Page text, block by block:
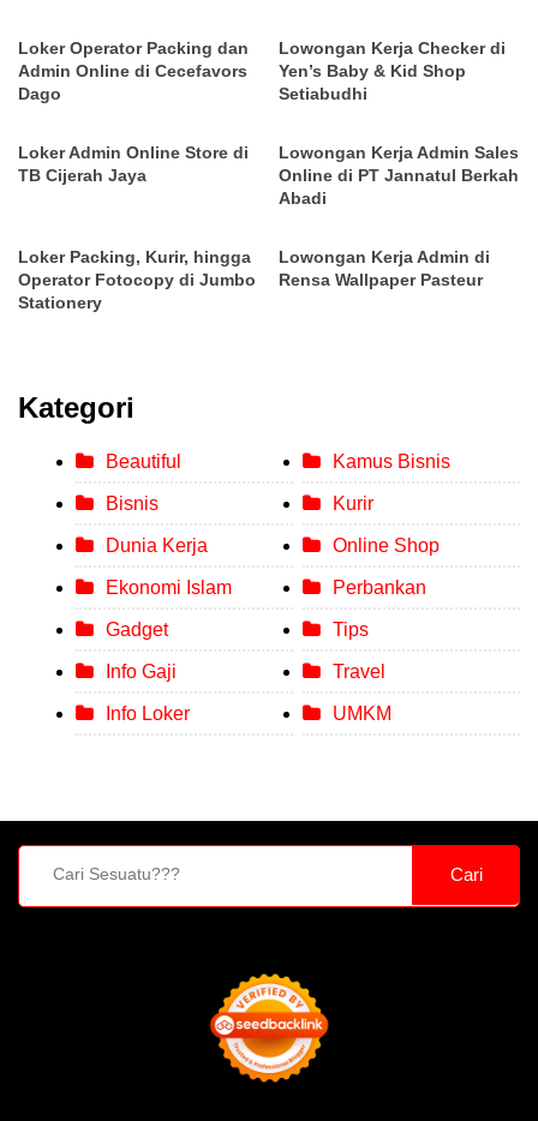
Loker Operator Packing dan
Admin Online di Cecefavors
Dago
Lowongan Kerja Checker di
Yen’s Baby & Kid Shop
Setiabudhi
Loker Admin Online Store di
TB Cijerah Jaya
Lowongan Kerja Admin Sales
Online di PT Jannatul Berkah
Abadi
Loker Packing, Kurir, hingga
Operator Fotocopy di Jumbo
Stationery
Lowongan Kerja Admin di
Rensa Wallpaper Pasteur
Kategori
Beautiful
Bisnis
Dunia Kerja
Ekonomi Islam
Gadget
Info Gaji
Info Loker
Kamus Bisnis
Kurir
Online Shop
Perbankan
Tips
Travel
UMKM
Cari